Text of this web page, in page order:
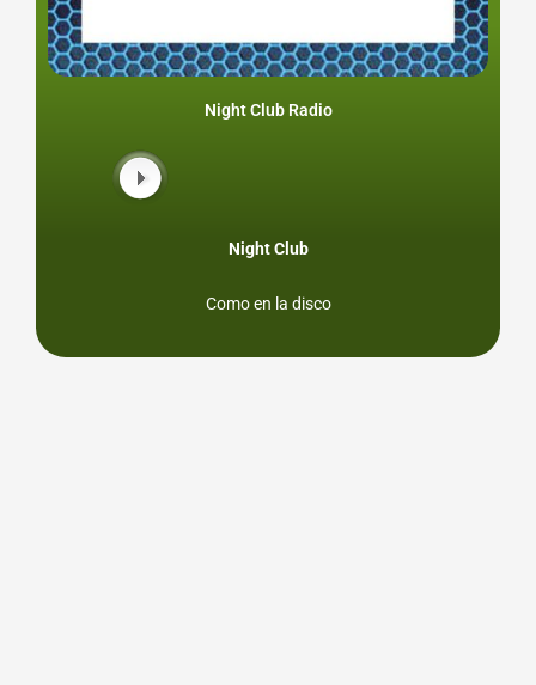
Night Club Radio
Night Club
Como en la disco